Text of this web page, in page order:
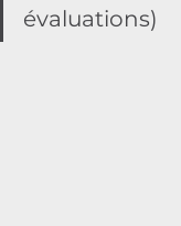
évaluations)